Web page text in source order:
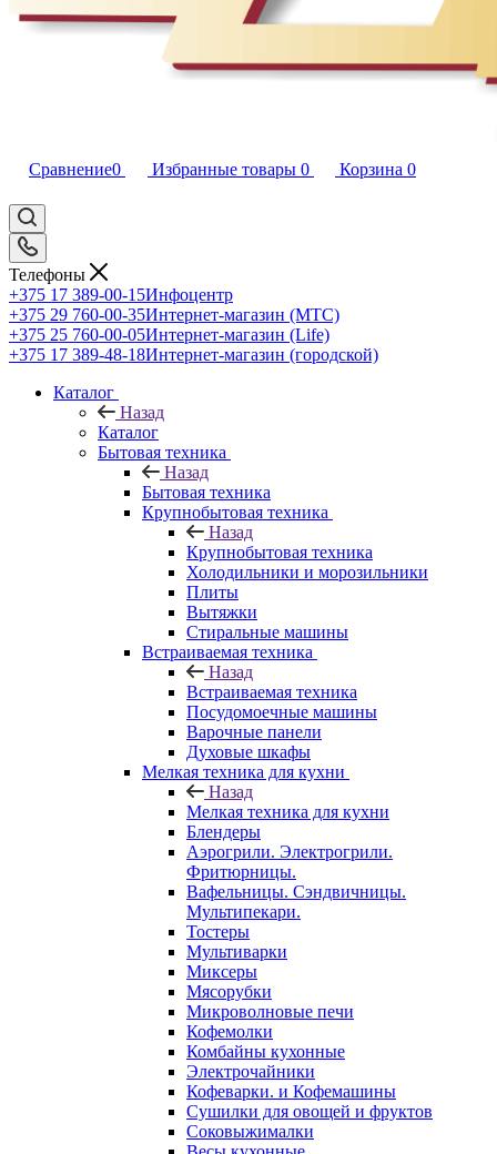
Сравнение0 Избранные товары 0 Корзина 0
Телефоны
+375 17 389-00-15Инфоцентр
+375 29 760-00-35Интернет-магазин (МТС)
+375 25 760-00-05Интернет-магазин (Life)
+375 17 389-48-18Интернет-магазин (городской)
Каталог
Назад
Каталог
Бытовая техника
Назад
Бытовая техника
Крупнобытовая техника
Назад
Крупнобытовая техника
Холодильники и морозильники
Плиты
Вытяжки
Стиральные машины
Встраиваемая техника
Назад
Встраиваемая техника
Посудомоечные машины
Варочные панели
Духовые шкафы
Мелкая техника для кухни
Назад
Мелкая техника для кухни
Блендеры
Аэрогрили. Электрогрили.
Фритюрницы.
Вафельницы. Сэндвичницы.
Мультипекари.
Тостеры
Мультиварки
Миксеры
Мясорубки
Микроволновые печи
Кофемолки
Комбайны кухонные
Электрочайники
Кофеварки. и Кофемашины
Сушилки для овощей и фруктов
Соковыжималки